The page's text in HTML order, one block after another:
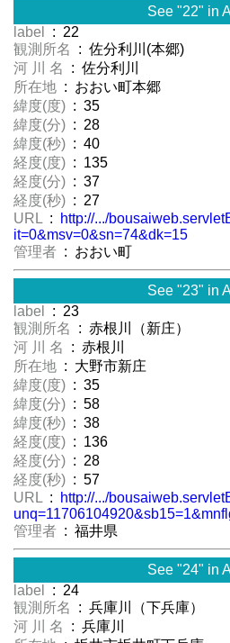
See "22" in
label
: 22
観測所名
: 佐分利川(本郷)
河 川 名
: 佐分利川
所在地 : おおい町本郷
緯度(度) : 35
緯度(分) : 28
緯度(秒) : 40
経度(度) : 135
経度(分) : 37
経度(秒) : 27
URL :
http://.../
it=0&msv=0&sn=74&dk=15
管理者 : おおい町
See "23" in
label
: 23
観測所名
: 赤根川（新庄）
河 川 名
: 赤根川
所在地 : 大野市新庄
緯度(度) : 35
緯度(分) : 58
緯度(秒) : 38
経度(度) : 136
経度(分) : 28
経度(秒) : 57
URL :
http://.../
管理者 : 福井県
See "24" in
label
: 24
観測所名
: 兵庫川（下兵庫）
河 川 名
: 兵庫川